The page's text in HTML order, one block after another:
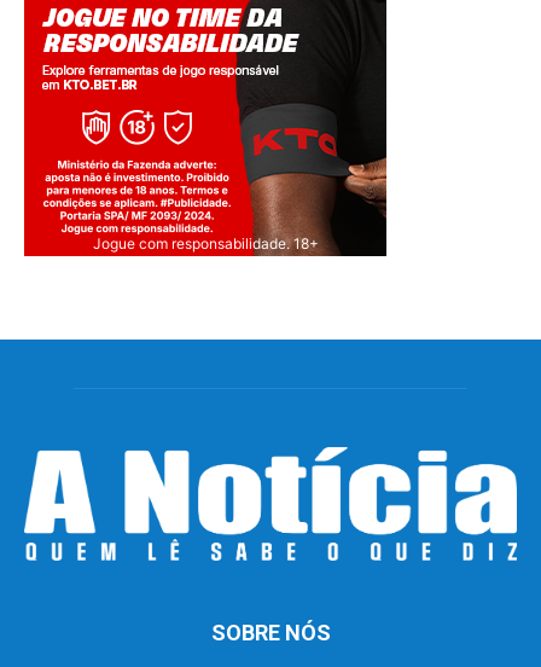
Jogue com responsabilidade. 18+
SOBRE NÓS